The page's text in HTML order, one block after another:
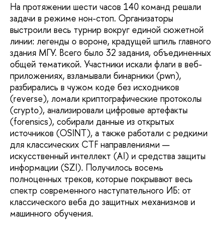
На протяжении шести часов 140 команд решали
задачи в режиме нон-стоп. Организаторы
выстроили весь турнир вокруг единой сюжетной
линии: легенды о вороне, крадущей шпиль главного
здания МГУ. Всего было 32 задания, объединенных
общей тематикой. Участники искали флаги в веб-
приложениях, взламывали бинарники (pwn),
разбирались в чужом коде без исходников
(reverse), ломали криптографические протоколы
(crypto), анализировали цифровые артефакты
(forensics), собирали данные из открытых
источников (OSINT), а также работали с редкими
для классических CTF направлениями —
искусственный интеллект (AI) и средства защиты
информации (SZI). Получилось восемь
полноценных треков, которые покрывают весь
спектр современного наступательного ИБ: от
классического веба до защитных механизмов и
машинного обучения.